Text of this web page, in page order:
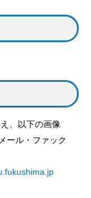
、以下の画像
ール・ファック